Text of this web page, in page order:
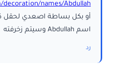
names/Abdullah/
أو بكل بساطة اصعدي لحقل
اسم Abdullah وسيتم زخرفته
رد